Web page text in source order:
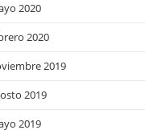
2020
2020
2019
2019
2019